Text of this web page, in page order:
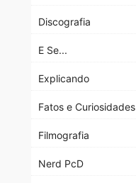
Discografia
E Se...
Explicando
Fatos e Curiosidades
Filmografia
Nerd PcD